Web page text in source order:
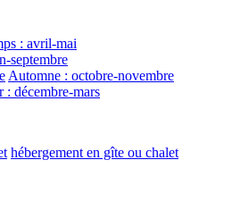
: avril-mai
septembre
Automne : octobre-novembre
: décembre-mars
hébergement en gîte ou chalet